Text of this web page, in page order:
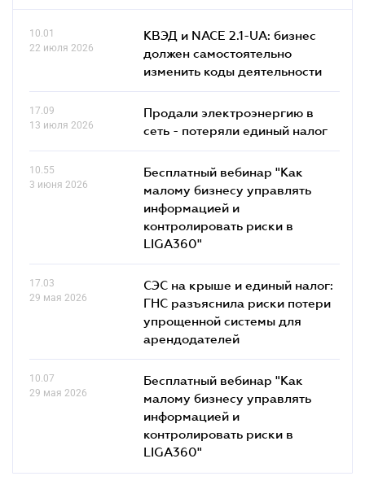
10.01
22 июля 2026
КВЭД и NACE 2.1-UA: бизнес
должен самостоятельно
изменить коды деятельности
17.09
13 июля 2026
Продали электроэнергию в
сеть - потеряли единый налог
10.55
3 июня 2026
Бесплатный вебинар "Как
малому бизнесу управлять
информацией и
контролировать риски в
LIGA360"
17.03
29 мая 2026
СЭС на крыше и единый налог:
ГНС разъяснила риски потери
упрощенной системы для
арендодателей
10.07
29 мая 2026
Бесплатный вебинар "Как
малому бизнесу управлять
информацией и
контролировать риски в
LIGA360"